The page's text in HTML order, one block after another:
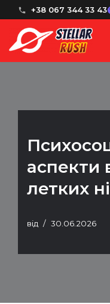
Перейти
до
вмісту
+38 067 344 33 43
аспекти
летких
від 30.06.2026